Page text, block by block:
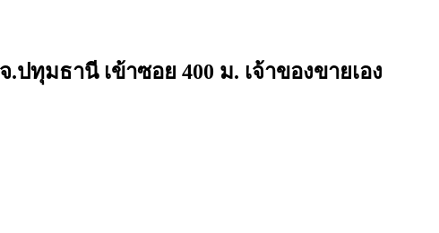
ทุมธานี เข้าซอย 400 ม. เจ้าของขายเอง